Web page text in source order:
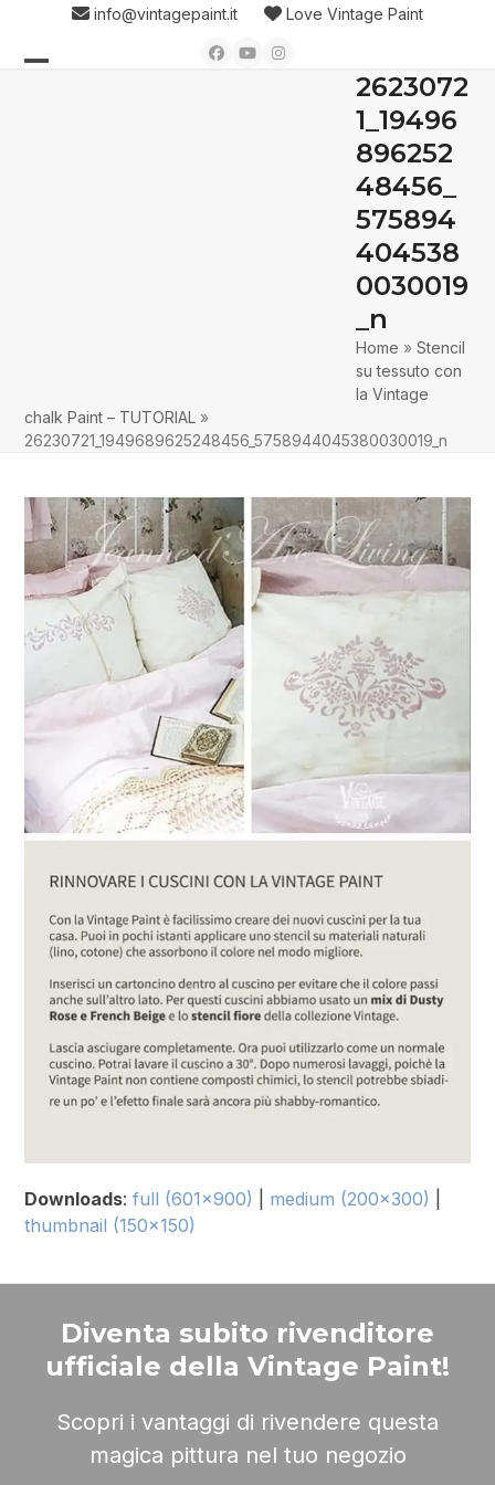
content
info@vintagepaint.it Love Vintage Paint
Facebook
YouTubeInstagram
2623072
1_19496
896252
48456_
575894
404538
0030019
_n
Home »Stencil
su tessuto con
la Vintage
chalk Paint – TUTORIAL »
26230721_1949689625248456_5758944045380030019_n
Downloads:full (601x900) medium (200x300)
thumbnail (150x150)
Diventa subito rivenditore
ufficiale della Vintage Paint!
Scopri i vantaggi di rivendere questa
magica pittura nel tuo negozio